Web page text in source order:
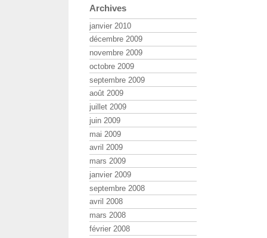
Archives
janvier 2010
décembre 2009
novembre 2009
octobre 2009
septembre 2009
août 2009
juillet 2009
juin 2009
mai 2009
avril 2009
mars 2009
janvier 2009
septembre 2008
avril 2008
mars 2008
février 2008